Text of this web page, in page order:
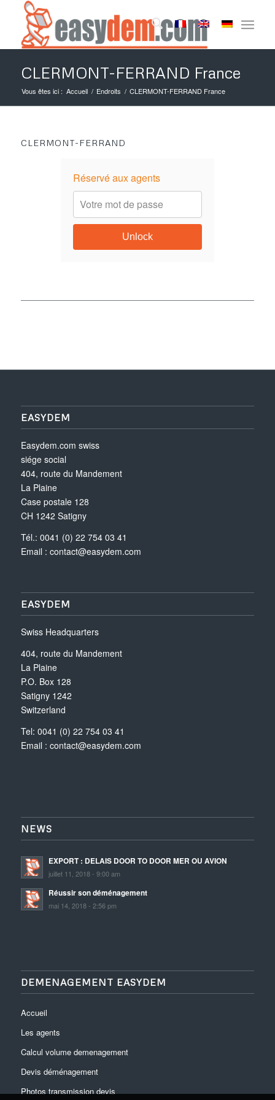
CLERMONT-FERRAND France
Vous êtes ici : Accueil / Endroits / CLERMONT-FERRAND France
CLERMONT-FERRAND
Réservé aux agents
Unlock
EASYDEM
Easydem.com swiss
siége social
404, route du Mandement
La Plaine
Case postale 128
CH 1242 Satigny
Tél.: 0041 (0) 22 754 03 41
Email : contact@easydem.com
EASYDEM
Swiss Headquarters
404, route du Mandement
La Plaine
P.O. Box 128
Satigny 1242
Switzerland
Tel: 0041 (0) 22 754 03 41
Email : contact@easydem.com
NEWS
EXPORT : DELAIS DOOR TO DOOR MER OU AVION
juillet 11, 2018 - 9:00 am
Réussir son déménagement
mai 14, 2018 - 2:56 pm
DEMENAGEMENT EASYDEM
Accueil
Les agents
Calcul volume demenagement
Devis déménagement
Photos transmission devis